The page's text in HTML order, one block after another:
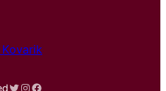
Twitter
Instagram
Facebook